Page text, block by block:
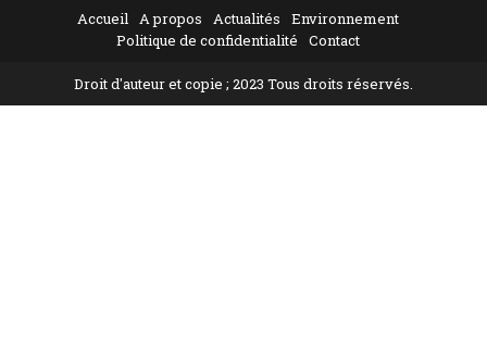
Accueil A propos Actualités
Environnement
Politique de confidentialité
Contact
Droit d'auteur et copie ; 2023 Tous droits réservés.